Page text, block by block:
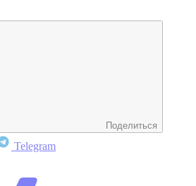
Поделиться
Telegram